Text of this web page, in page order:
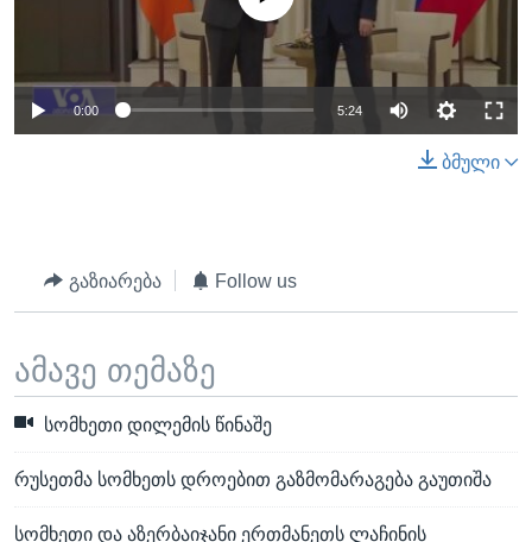
0:00 5:24
ბმული
გაზიარება Follow us
ამავე თემაზე
სომხეთი დილემის წინაშე
რუსეთმა სომხეთს დროებით გაზმომარაგება გაუთიშა
სომხეთი და აზერბაიჯანი ერთმანეთს ლაჩინის